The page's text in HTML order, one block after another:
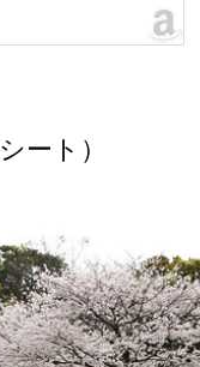
ート）